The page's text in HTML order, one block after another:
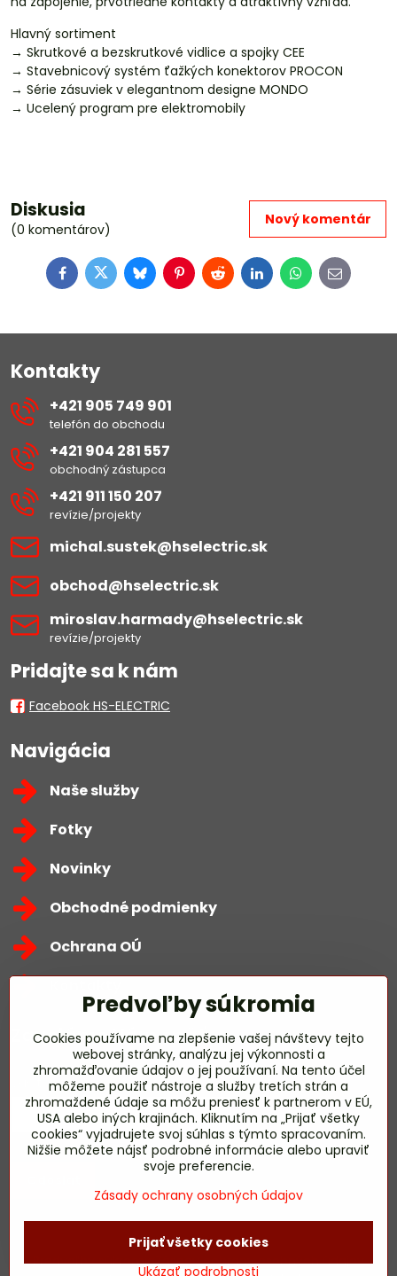
Hlavný sortiment
→ Skrutkové a bezskrutkové vidlice a spojky CEE
→ Stavebnicový systém ťažkých konektorov PROCON
→ Série zásuviek v elegantnom designe MONDO
→ Ucelený program pre elektromobily
Diskusia
(0 komentárov)
Nový komentár
FacebookTwitterBlueskyPinterestRedditLinkedInWhatsApp
E-
mail
Kontakty
+421 905 749 901
telefón do obchodu
+421 904 281 557
obchodný zástupca
+421 911 150 207
revízie/projekty
michal​.sustek​@hselectric​.sk
obchod​@hselectric​.sk
miroslav​.harmady​@hselectric​.sk
revízie/projekty
Pridajte sa k nám
Facebook HS-ELECTRIC
Navigácia
Naše služby
Fotky
Novinky
Obchodné podmienky
Ochrana OÚ
Zavoláme Vám späť
Váš telefón*
©2026Copyright
Predvoľby súkromiaZásady ochrany osobných údajov
Predvoľby súkromia
Cookies používame na zlepšenie vašej návštevy tejto
webovej stránky, analýzu jej výkonnosti a
zhromažďovanie údajov o jej používaní. Na tento účel
môžeme použiť nástroje a služby tretích strán a
zhromaždené údaje sa môžu preniesť k partnerom v EÚ,
USA alebo iných krajinách. Kliknutím na „Prijať všetky
cookies“ vyjadrujete svoj súhlas s týmto spracovaním.
Nižšie môžete nájsť podrobné informácie alebo upraviť
svoje preferencie.
Zásady ochrany osobných údajov
Ukázať podrobnosti
Prijať všetky cookies